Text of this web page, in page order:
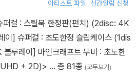
시작한다. 국내에선 기네스 팰트로와
내겐 너무 가벼운 그녀>를 통해 본격적
. 그 후 잭 블랙은 학생들에게 록음악을
’으로 열연한 <스쿨 오브 락>으로 20
을 수상하는 영예를 얻기도 했다. 연
아티스트 파일 신간알림 신청
걸 : 스틸북 한정판(펀치) (2disc: 4K
이] 슈퍼걸 : 초도한정 슬립케이스 (1dis
루레이] 마인크래프트 무비 : 초도한
UHD + 2D)> … 총 81종 (모두보기)